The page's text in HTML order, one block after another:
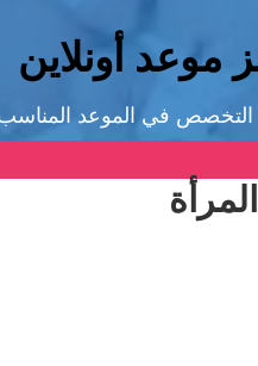
موعد أونلاين
التخصص في الموعد